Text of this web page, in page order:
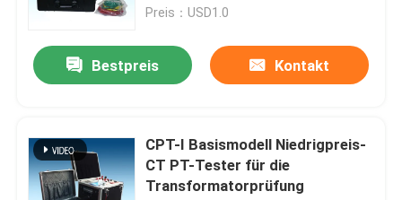
Brandprüfgeräte
Preis：USD1.0
Bestpreis Kontakt
CPT-I Basismodell Niedrigpreis-
CT PT-Tester für die
Transformatorprüfung